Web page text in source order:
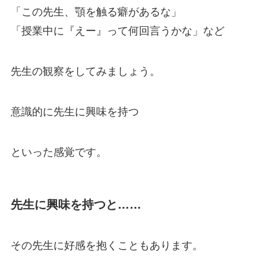
「この先生、顎を触る癖があるな」
「授業中に『えー』って何回言うかな」など
先生の観察をしてみましょう。
意識的に先生に興味を持つ
といった感覚です。
先生に興味を持つと……
その先生に好感を抱くこともあります。